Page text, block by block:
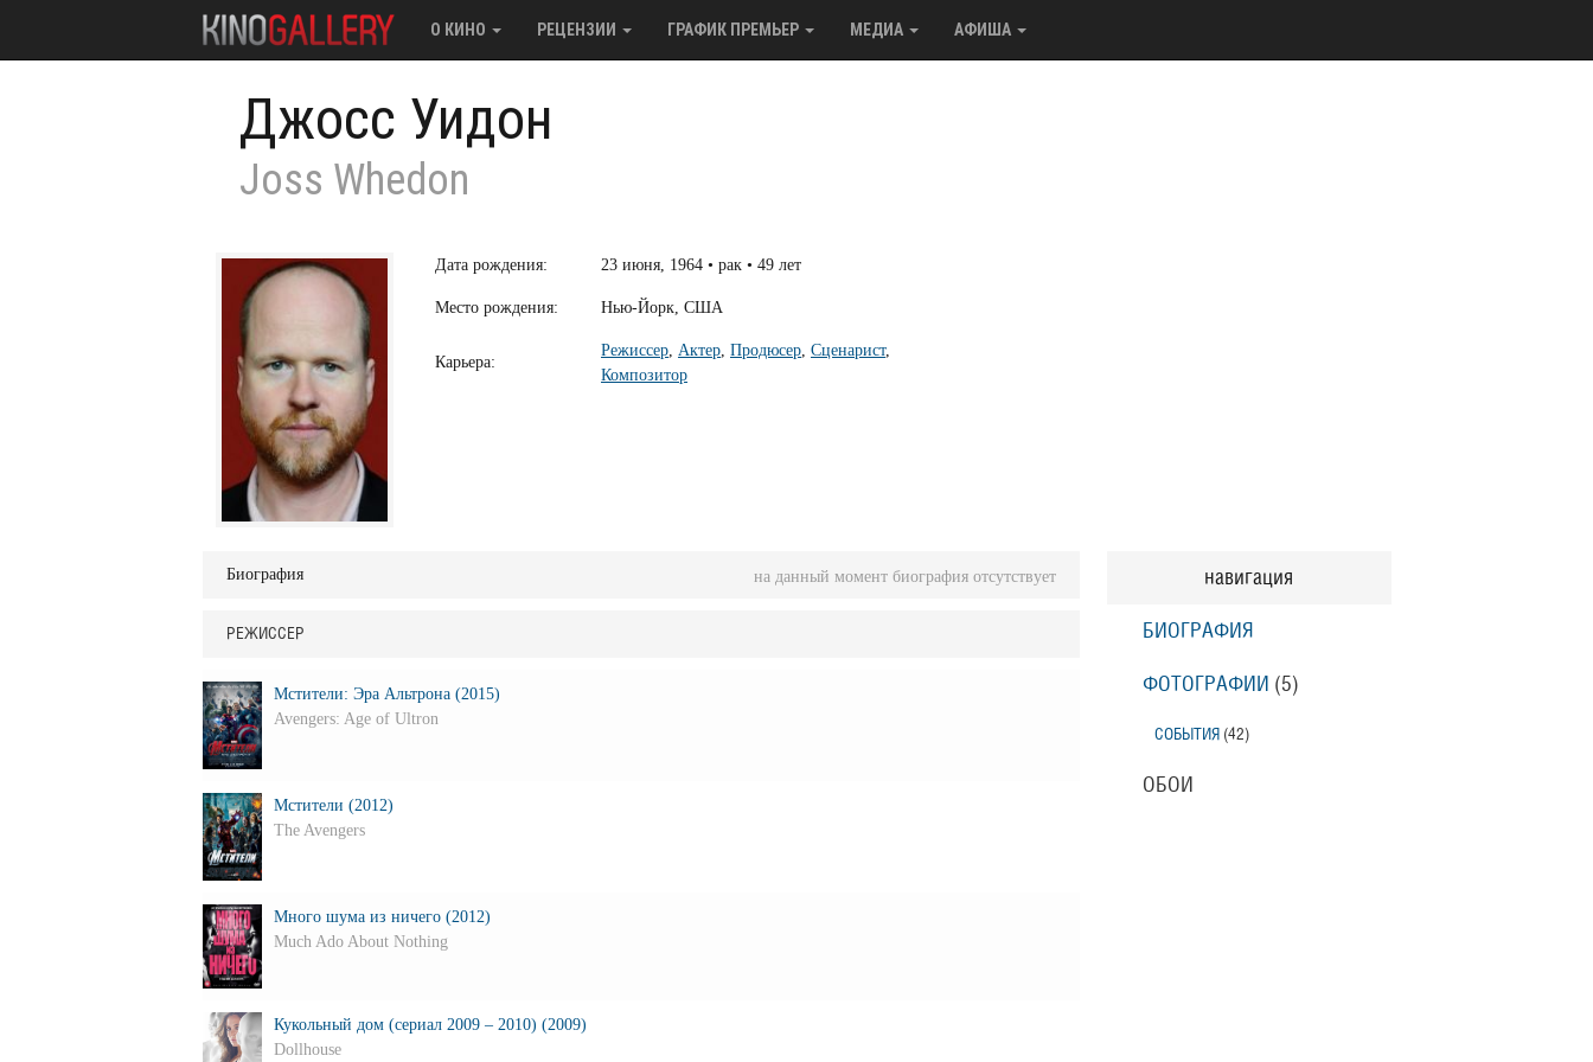
О КИНО РЕЦЕНЗИИ ГРАФИК ПРЕМЬЕР МЕДИА АФИША
Джосс Уидон
Joss Whedon
Дата рождения: 23 июня, 1964 • рак • 49 лет
Место рождения: Нью-Йорк, США
Карьера:
Режиссер, Актер, Продюсер, Сценарист,
Композитор
навигация
БИОГРАФИЯ
ФОТОГРАФИИ (5)
СОБЫТИЯ (42)
ОБОИ
Биография на данный момент биография отсутствует
РЕЖИССЕР
Мстители: Эра Альтрона (2015)
Avengers: Age of Ultron
Мстители (2012)
The Avengers
Много шума из ничего (2012)
Much Ado About Nothing
Кукольный дом (сериал 2009 – 2010) (2009)
Dollhouse